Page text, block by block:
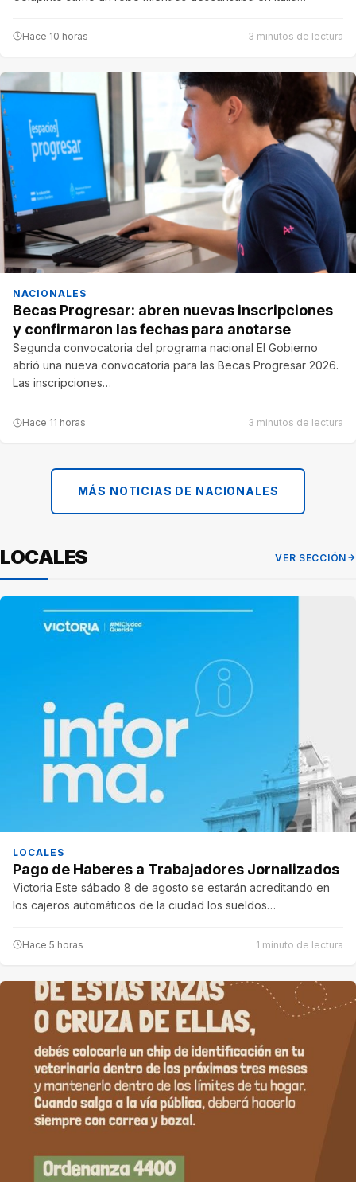
Hace 10 horas 3 minutos de lectura
NACIONALES
Becas Progresar: abren nuevas inscripciones
y confirmaron las fechas para anotarse
Segunda convocatoria del programa nacional El Gobierno
abrió una nueva convocatoria para las Becas Progresar 2026.
Las inscripciones…
Hace 11 horas 3 minutos de lectura
MÁS NOTICIAS DE NACIONALES
LOCALES VER SECCIÓN
LOCALES
Pago de Haberes a Trabajadores Jornalizados
Victoria Este sábado 8 de agosto se estarán acreditando en
los cajeros automáticos de la ciudad los sueldos…
Hace 5 horas 1 minuto de lectura